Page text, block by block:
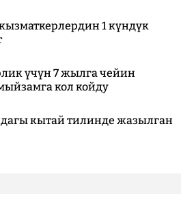
1 күндүк
үчүн 7 жылга чейин
кол койду
кытай тилинде жазылган